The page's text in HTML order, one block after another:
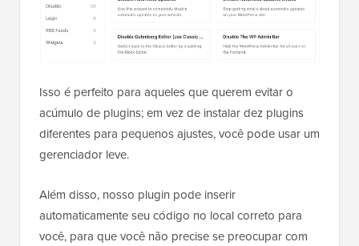
Isso é perfeito para aqueles que querem evitar o
acúmulo de plugins; em vez de instalar dez plugins
diferentes para pequenos ajustes, você pode usar um
gerenciador leve.
Além disso, nosso plugin pode inserir
automaticamente seu código no local correto para
você, para que você não precise se preocupar com